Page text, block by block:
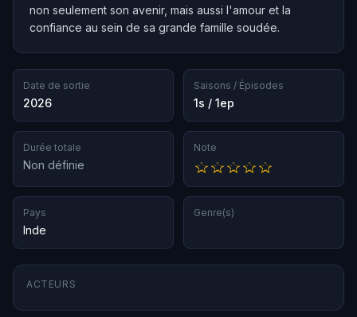
non seulement son avenir, mais aussi l'amour et la
confiance au sein de sa grande famille soudée.
Date de sortie
2026
Saisons / Épisodes
1s / 1ep
Durée totale
Non définie
Note
Pays
Inde
Genre(s)
ACTEURS